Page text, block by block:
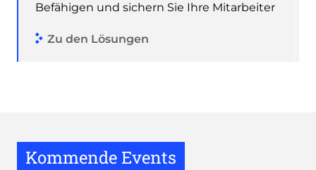
Befähigen und sichern Sie Ihre Mitarbeiter
Zu den Lösungen
Kommende Events